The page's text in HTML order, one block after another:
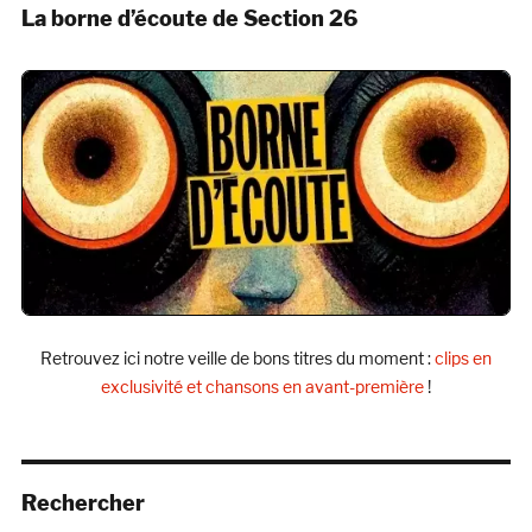
La borne d’écoute de Section 26
Retrouvez ici notre veille de bons titres du moment :clips en
exclusivité et chansons en avant-première !
Rechercher